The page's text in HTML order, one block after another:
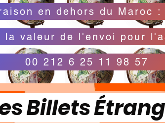
en dehors du Maroc :
00 212 6 25 11 98 57
Billets